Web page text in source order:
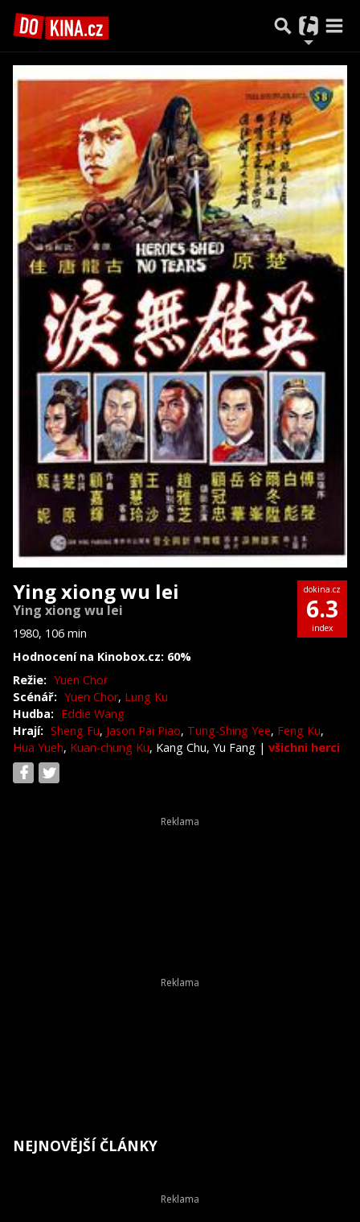
Ying xiong wu lei
Ying xiong wu lei
1980, 106 min
Hodnocení na Kinobox.cz: 60%
dokina.cz
6.3
index
Režie: Yuen Chor
Scénář: Yuen Chor, Lung Ku
Hudba: Eddie Wang
Hrají: Sheng Fu, Jason Pai Piao, Tung-Shing Yee, Feng Ku,
Hua Yueh, Kuan-chung Ku, Kang Chu, Yu Fang | všichni herci
NEJNOVĚJŠÍ ČLÁNKY